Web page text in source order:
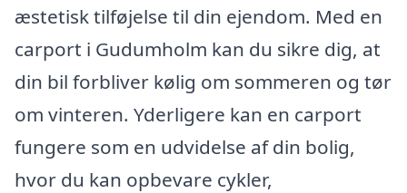
æstetisk tilføjelse til din ejendom. Med en
carport i Gudumholm kan du sikre dig, at
din bil forbliver kølig om sommeren og tør
om vinteren. Yderligere kan en carport
fungere som en udvidelse af din bolig,
hvor du kan opbevare cykler,